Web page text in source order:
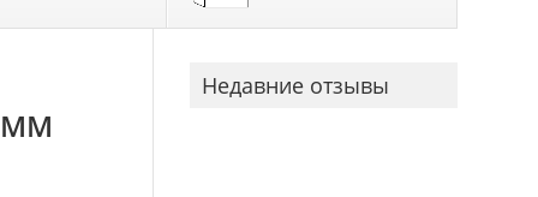
ММ
Недавние отзывы